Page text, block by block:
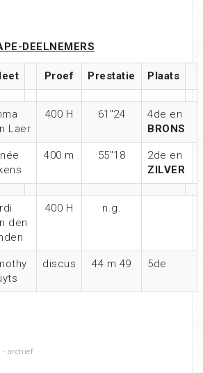
DEELNEMERS
Proef Prestatie Plaats
Laer
400 H 61″24
4de en
BRONS
400 m 55″18
2de en
ZILVER
den
400 H n.g.
discus 44 m 49 5de
- archief